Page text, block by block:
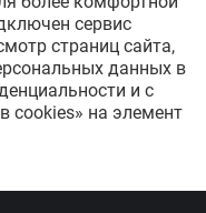
сервис
страниц сайта,
данных в
и с
cookies» на элемент
сполитикой
с